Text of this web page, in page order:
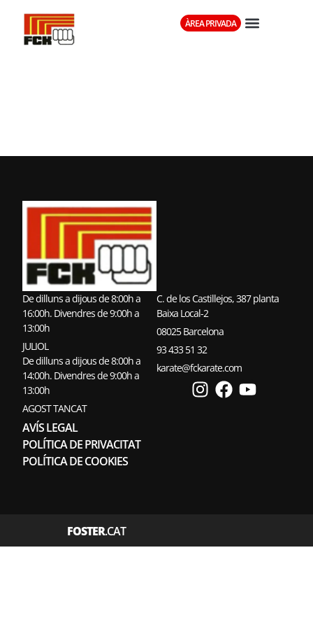
ÀREA PRIVADA
De dilluns a dijous de 8:00h a
16:00h. Divendres de 9:00h a
13:00h
JULIOL
De dilluns a dijous de 8:00h a
14:00h. Divendres de 9:00h a
13:00h
AGOST TANCAT
AVÍS LEGAL
POLÍTICA DE PRIVACITAT
POLÍTICA DE COOKIES
C. de los Castillejos, 387 planta
Baixa Local-2
08025 Barcelona
93 433 51 32
karate@fckarate.com
FOSTER.CAT